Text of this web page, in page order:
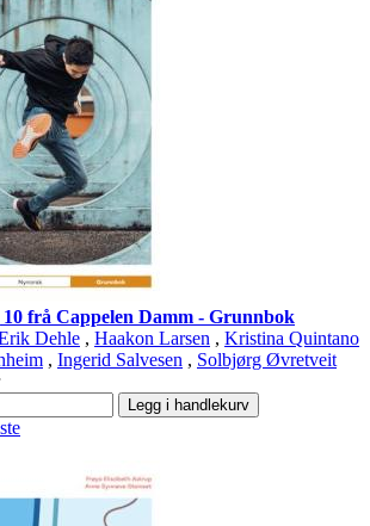
10 frå Cappelen Damm - Grunnbok
Dehle , Haakon Larsen , Kristina Quintano
, Ingerid Salvesen , Solbjørg Øvretveit
Legg i handlekurv